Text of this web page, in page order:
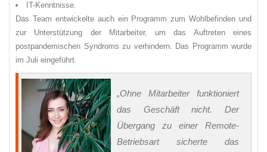
IT-Kenntnisse.
Das Team entwickelte auch ein Programm zum Wohlbefinden und
zur Unterstützung der Mitarbeiter, um das Auftreten eines
postpandemischen Syndroms zu verhindern. Das Programm wurde
im Juli eingeführt.
„Ohne Mitarbeiter funktioniert
das Geschäft nicht. Der
Übergang zu einer Remote-
Betriebsart sicherte das